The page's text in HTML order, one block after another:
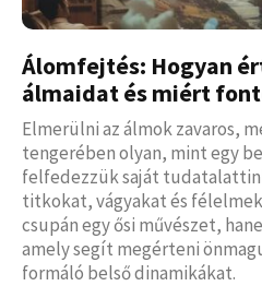
Álomfejtés: Hogyan
álmaidat és miért
Elmerülni az álmok zavaros,
tengerében olyan, mint egy
felfedezzük saját
titkokat, vágyakat és
csupán egy ősi művészet,
amely segít megérteni
formáló belső dinamikákat.